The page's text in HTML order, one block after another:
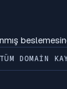
TÜM DOMAIN